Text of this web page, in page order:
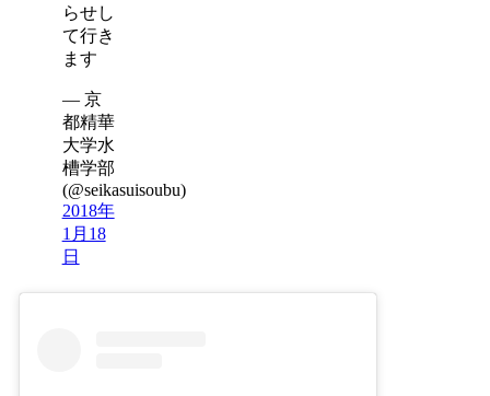
らせし
て行き
ます
— 京
都精華
大学水
槽学部
(@seikasuisoubu)
2018年
1月18
日